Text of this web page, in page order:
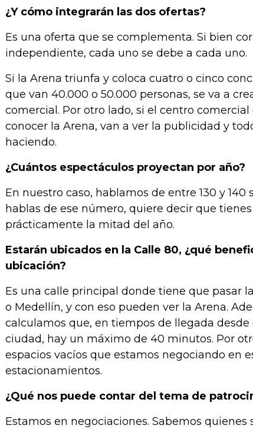
¿Y cómo integrarán las dos ofertas?
Es una oferta que se complementa. Si bien
independiente, cada uno se debe a cada uno.
Si la Arena triunfa y coloca cuatro o cinco
que van 40.000 o 50.000 personas, se va a
comercial. Por otro lado, si el centro
conocer la Arena, van a ver la publicidad y
haciendo.
¿Cuántos espectáculos proyectan por año?
En nuestro caso, hablamos de entre 130 y 140
hablas de ese número, quiere decir que
prácticamente la mitad del año.
Estarán ubicados en la Calle 80, ¿qué
ubicación?
Es una calle principal donde tiene que pasar
o Medellín, y con eso pueden ver la Arena.
calculamos que, en tiempos de llegada
ciudad, hay un máximo de 40 minutos. Por
espacios vacíos que estamos negociando en
estacionamientos.
¿Qué nos puede contar del tema de
Estamos en negociaciones. Sabemos quienes